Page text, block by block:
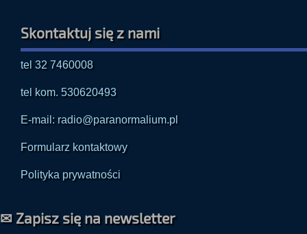
Skontaktuj się z nami
tel 32 7460008
tel kom. 530620493
E-mail: radio@paranormalium.pl
Formularz kontaktowy
Polityka prywatności
✉ Zapisz się na newsletter